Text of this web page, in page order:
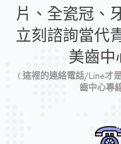
片、全瓷冠、
立刻諮詢當代
美齒中
( 這裡的連絡電話/Line才
齒中心專